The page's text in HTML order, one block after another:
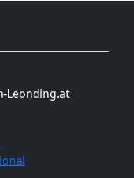
Leonding.at